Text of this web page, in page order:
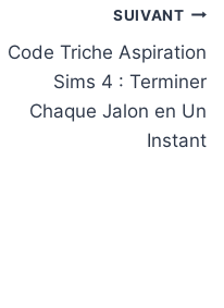
SUIVANT
Code Triche Aspiration
Sims 4 : Terminer
Chaque Jalon en Un
Instant